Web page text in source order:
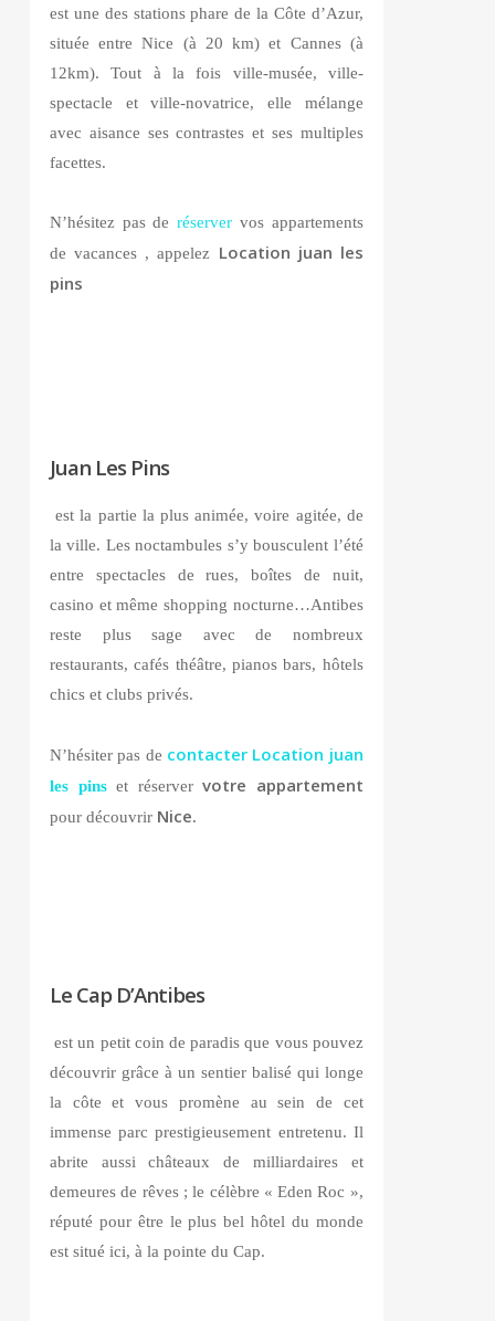
est une des stations phare de la Côte d’Azur,
située entre Nice (à 20 km) et Cannes (à
12km). Tout à la fois ville-musée, ville-
spectacle et ville-novatrice, elle mélange
avec aisance ses contrastes et ses multiples
facettes.
N’hésitez pas de réserver vos appartements
de vacances , appelez Location juan les
pins
Juan Les Pins
est la partie la plus animée, voire agitée, de
la ville. Les noctambules s’y bousculent l’été
entre spectacles de rues, boîtes de nuit,
casino et même shopping nocturne…Antibes
reste plus sage avec de nombreux
restaurants, cafés théâtre, pianos bars, hôtels
chics et clubs privés.
N’hésiter pas de contacter Location juan
les pinset réservervotre appartement
pour découvrir Nice.
Le Cap D’Antibes
est un petit coin de paradis que vous pouvez
découvrir grâce à un sentier balisé qui longe
la côte et vous promène au sein de cet
immense parc prestigieusement entretenu. Il
abrite aussi châteaux de milliardaires et
demeures de rêves ; le célèbre « Eden Roc »,
réputé pour être le plus bel hôtel du monde
est situé ici, à la pointe du Cap.